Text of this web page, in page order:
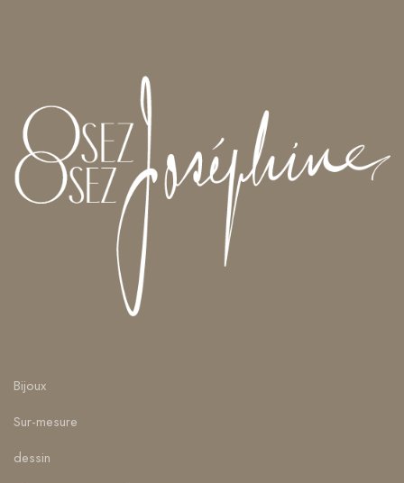
Bijoux
Sur-mesure
dessin